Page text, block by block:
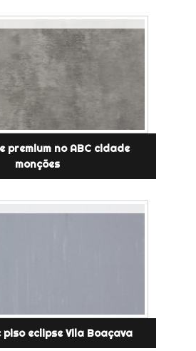
premium no ABC cidade
monções
piso eclipse Vila Boaçava